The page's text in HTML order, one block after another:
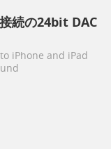
続の24bit DAC
iPhone and iPad